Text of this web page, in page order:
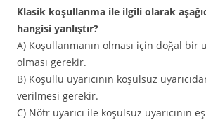
Klasik koşullanma ile ilgili olarak
hangisi yanlıştır?
A) Koşullanmanın olması için doğal bir
olması gerekir.
B) Koşullu uyarıcının koşulsuz
verilmesi gerekir.
C) Nötr uyarıcı ile koşulsuz uyarıcının